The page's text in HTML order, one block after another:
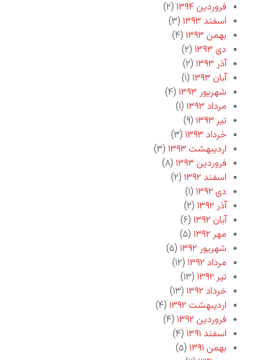
فروردین ۱۳۹۴
(۲)
اسفند ۱۳۹۳
(۳)
بهمن ۱۳۹۳
(۴)
دی ۱۳۹۳
(۲)
آذر ۱۳۹۳
(۲)
آبان ۱۳۹۳
(۱)
شهریور ۱۳۹۳
(۴)
مرداد ۱۳۹۳
(۱)
تیر ۱۳۹۳
(۹)
خرداد ۱۳۹۳
(۳)
اردیبهشت ۱۳۹۳
(۳)
فروردین ۱۳۹۳
(۸)
اسفند ۱۳۹۲
(۲)
دی ۱۳۹۲
(۱)
آذر ۱۳۹۲
(۲)
آبان ۱۳۹۲
(۶)
مهر ۱۳۹۲
(۵)
شهریور ۱۳۹۲
(۵)
مرداد ۱۳۹۲
(۱۲)
تیر ۱۳۹۲
(۱۳)
خرداد ۱۳۹۲
(۱۳)
اردیبهشت ۱۳۹۲
(۴)
فروردین ۱۳۹۲
(۴)
اسفند ۱۳۹۱
(۴)
بهمن ۱۳۹۱
(۵)